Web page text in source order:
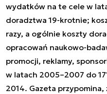
wydatków na te cele w
doradztwa 19-krotnie;
razy, a ogólnie koszty
opracowań naukowo-
promocji, reklamy,
w latach 2005–2007 do
2014. Gazeta przypomina,